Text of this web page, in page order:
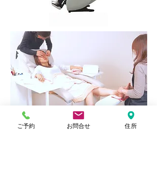
ご予約 お問合せ 住所